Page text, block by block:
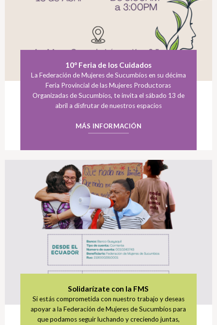
10° Feria de los Cuidados
La Federación de Mujeres de Sucumbíos en su décima
Feria Provincial de las Mujeres Productoras
Organizadas de Sucumbíos, te invita el sábado 13 de
abril a disfrutar de nuestros espacios
MÁS INFORMACIÓN
Solidarízate con la FMS
Si estás comprometida con nuestro trabajo y deseas
apoyar a la Federación de Mujeres de Sucumbíos para
que podamos seguir luchando y creciendo juntas,